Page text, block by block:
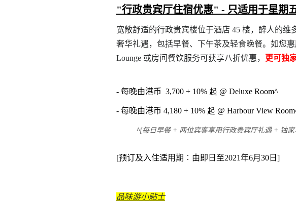
"行政贵宾厅住宿优惠" - 只适用于星期
宽敞舒适的行政贵宾楼位于酒店 45 楼，醉人的
奢华礼遇，包括早餐、下午茶及轻食晚餐。如您
Lounge 或房间餐饮服务可获享八折优惠，
更可独
- 每晚由港币 3,700 + 10% 起 @ Deluxe Room^
- 每晚由港币 4,180 + 10% 起 @ Harbour View
^[每日早餐 + 两位宾客享用行政贵宾厅礼遇 + 独
[预订及入住适用期︰由即日至2021年6月30日]
品味游小贴士